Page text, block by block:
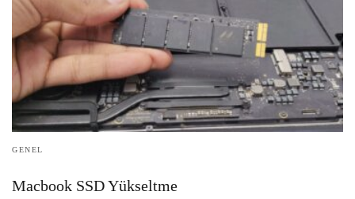
GENEL
Macbook SSD Yükseltme